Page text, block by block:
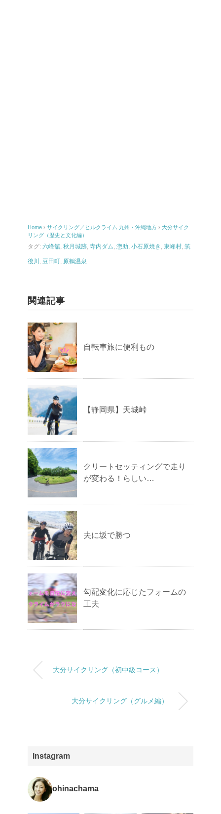
Home › サイクリング／ヒルクライム 九州・沖縄地方 › 大分サイク
リング（歴史と文化編）
タグ: 六峰舘 秋月城跡 寺内ダム 惣助 小石原焼き 東峰村 筑
後川 豆田町 原鶴温泉
関連記事
自転車旅に便利もの
【静岡県】天城峠
クリートセッティングで走り
が変わる！らしい…
夫に坂で勝つ
勾配変化に応じたフォームの
工夫
大分サイクリング（初中級コース）
大分サイクリング（グルメ編）
Instagram
ohinachama